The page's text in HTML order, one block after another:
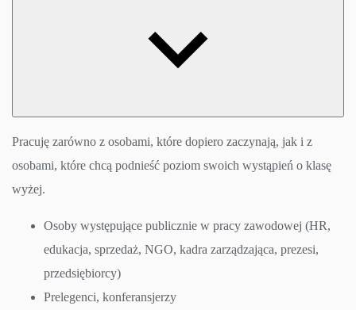
Pracuję zarówno z osobami, które dopiero zaczynają, jak i z
osobami, które chcą podnieść poziom swoich wystąpień o klasę
wyżej.
Osoby występujące publicznie w pracy zawodowej (HR,
edukacja, sprzedaż, NGO, kadra zarządzająca, prezesi,
przedsiębiorcy)
Prelegenci, konferansjerzy